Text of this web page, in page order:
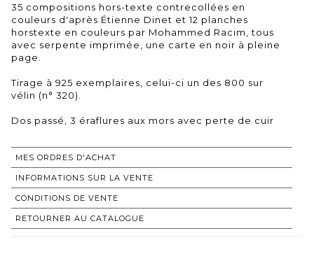
35 compositions hors-texte contrecollées en
couleurs d'après Étienne Dinet et 12 planches
horstexte en couleurs par Mohammed Racim, tous
avec serpente imprimée, une carte en noir à pleine
page.
Tirage à 925 exemplaires, celui-ci un des 800 sur
vélin (n° 320).
Dos passé, 3 éraflures aux mors avec perte de cuir
MES ORDRES D'ACHAT
INFORMATIONS SUR LA VENTE
CONDITIONS DE VENTE
RETOURNER AU CATALOGUE